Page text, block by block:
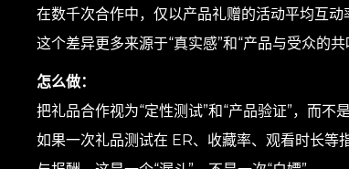
在数千次合作中，仅以产品礼赠的活动平均互动
这个差异更多来源于“真实感”和“产品与受众的
怎么做：
把礼品合作视为“定性测试”和“产品验证”，而不
如果一次礼品测试在 ER、收藏率、观看时长等